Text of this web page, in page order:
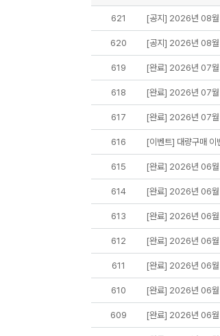
621 [공지] 2026년 08월
620 [공지] 2026년 08월
619 [완료] 2026년 07월
618 [완료] 2026년 07월
617 [완료] 2026년 07월
616 [이벤트] 대량구매 이
615 [완료] 2026년 06월
614 [완료] 2026년 06월
613 [완료] 2026년 06월
612 [완료] 2026년 06월
611 [완료] 2026년 06월
610 [완료] 2026년 06월
609 [완료] 2026년 06월